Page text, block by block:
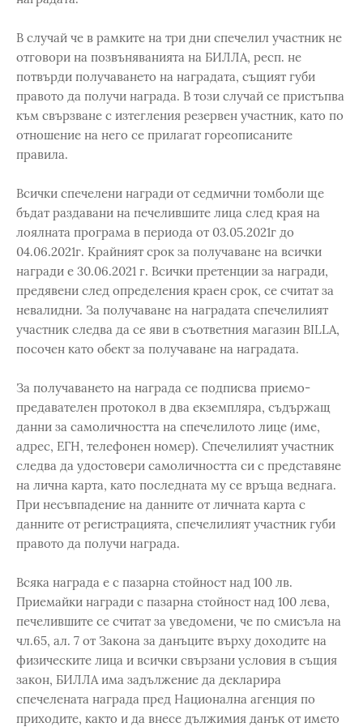
В случай че в рамките на три дни спечелил участник не
отговори на позвъняванията на БИЛЛА, респ. не
потвърди получаването на наградата, същият губи
правото да получи награда. В този случай се пристъпва
към свързване с изтегления резервен участник, като по
отношение на него се прилагат гореописаните
правила.
Всички спечелени награди от седмични томболи ще
бъдат раздавани на печелившите лица след края на
лоялната програма в периода от 03.05.2021г до
04.06.2021г. Крайният срок за получаване на всички
награди е 30.06.2021 г. Всички претенции за награди,
предявени след определения краен срок, се считат за
невалидни. За получаване на наградата спечелилият
участник следва да се яви в съответния магазин BILLA,
посочен като обект за получаване на наградата.
За получаването на награда се подписва приемо-
предавателен протокол в два екземпляра, съдържащ
данни за самоличността на спечелилото лице (име,
адрес, ЕГН, телефонен номер). Спечелилият участник
следва да удостовери самоличността си с представяне
на лична карта, като последната му се връща веднага.
При несъвпадение на данните от личната карта с
данните от регистрацията, спечелилият участник губи
правото да получи награда.
Всяка награда е с пазарна стойност над 100 лв.
Приемайки награди с пазарна стойност над 100 лева,
печелившите се считат за уведомени, че по смисъла на
чл.65, ал. 7 от Закона за данъците върху доходите на
физическите лица и всички свързани условия в същия
закон, БИЛЛА има задължение да декларира
спечелената награда пред Национална агенция по
приходите, както и да внесе дължимия данък от името